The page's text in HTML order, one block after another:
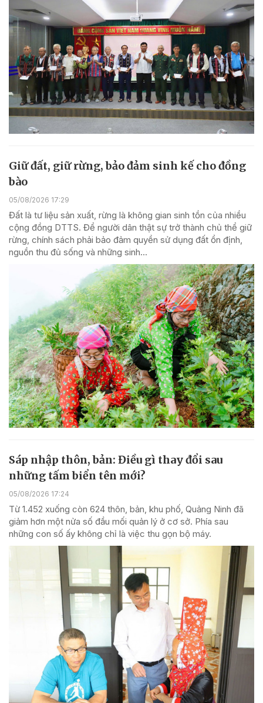
Giữ đất, giữ rừng, bảo đảm sinh kế cho đồng
bào
05/08/2026 17:29
Đất là tư liệu sản xuất, rừng là không gian sinh tồn của nhiều
cộng đồng DTTS. Để người dân thật sự trở thành chủ thể giữ
rừng, chính sách phải bảo đảm quyền sử dụng đất ổn định,
nguồn thu đủ sống và những sinh...
Sáp nhập thôn, bản: Điều gì thay đổi sau
những tấm biển tên mới?
05/08/2026 17:24
Từ 1.452 xuống còn 624 thôn, bản, khu phố, Quảng Ninh đã
giảm hơn một nửa số đầu mối quản lý ở cơ sở. Phía sau
những con số ấy không chỉ là việc thu gọn bộ máy.